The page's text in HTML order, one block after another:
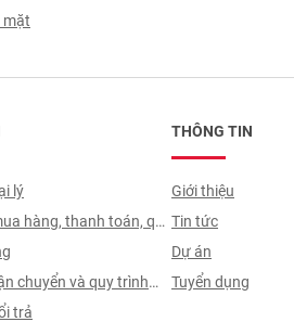
mặt
lý
hàng, thanh toán, quy
chuyển và quy trình
trả
THÔNG TIN
Giới thiệu
Tin tức
Dự án
Tuyển dụng